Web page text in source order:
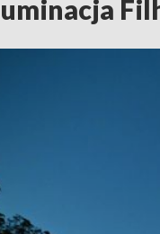
Iluminacja